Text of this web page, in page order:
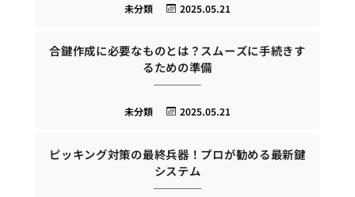
2025.05.21
未分類
合鍵作成に必要なものとは？スムーズに手続きす
るための準備
2025.05.21
未分類
ピッキング対策の最終兵器！プロが勧める最新鍵
システム